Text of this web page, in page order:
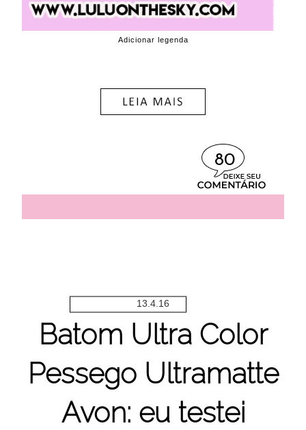
Adicionar legenda
80
13.4.16
Batom Ultra Color
Pessego Ultramatte
Avon: eu testei